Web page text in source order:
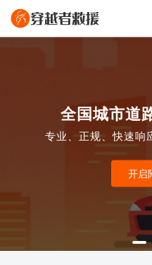
全国城市道
专业、正规、快速响
开启